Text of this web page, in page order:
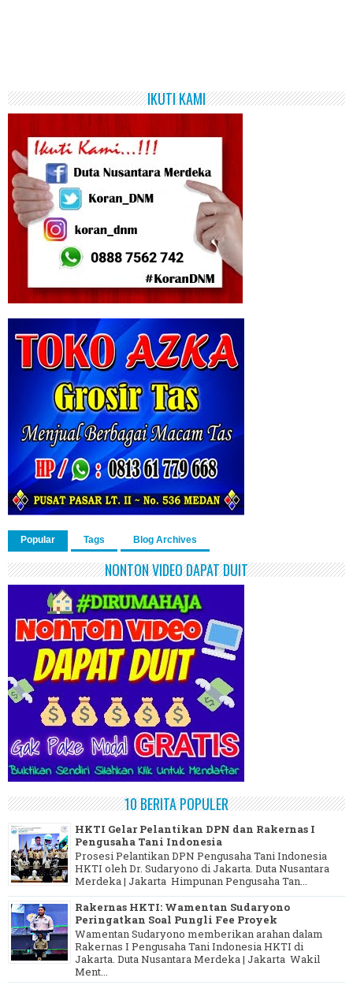
IKUTI KAMI
Popular Tags Blog Archives
NONTON VIDEO DAPAT DUIT
10 BERITA POPULER
HKTI Gelar Pelantikan DPN dan Rakernas I
Pengusaha Tani Indonesia
Prosesi Pelantikan DPN Pengusaha Tani Indonesia
HKTI oleh Dr. Sudaryono di Jakarta. Duta Nusantara
Merdeka | Jakarta Himpunan Pengusaha Tan...
Rakernas HKTI: Wamentan Sudaryono
Peringatkan Soal Pungli Fee Proyek
Wamentan Sudaryono memberikan arahan dalam
Rakernas I Pengusaha Tani Indonesia HKTI di
Jakarta. Duta Nusantara Merdeka | Jakarta Wakil
Ment...